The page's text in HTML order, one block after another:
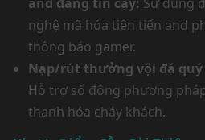
nghệ mã hóa tiên tiến and
thông báo gamer.
Nạp/rút thưởng vội đá
Hỗ trợ số đông phương
thanh hóa cháy khách.